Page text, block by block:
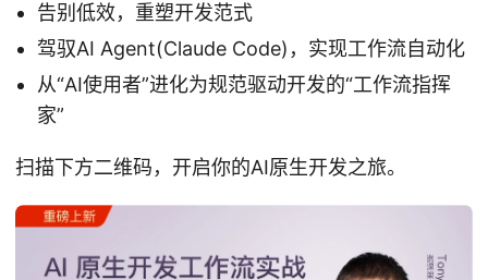
告别低效，重塑开发范式
驾驭AI Agent(Claude Code)，实现工作流自动化
从“AI使用者”进化为规范驱动开发的“工作流指挥
家”
扫描下方二维码，开启你的AI原生开发之旅。